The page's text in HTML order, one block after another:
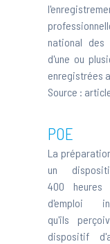
national des
d'une ou
enregistrées
Source :
POE
La
un
400 heures
d'emploi
qu'ils
dispositif